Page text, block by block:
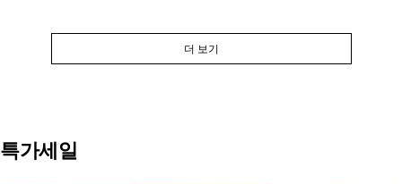
더 보기
특가세일